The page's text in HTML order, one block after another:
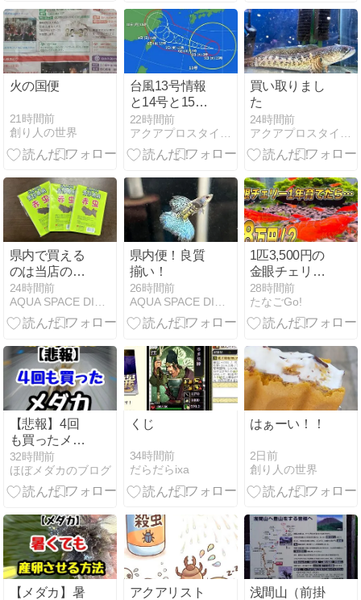
火の国便
21時間前
創り人の世界
台風13号情報
と14号と15号
発生！
22時間前
アクアプロスタイル ビリーバー
買い取りまし
た
24時間前
アクアプロスタイル ビリーバー
県内で買える
のは当店の
み！？
24時間前
AQUA SPACE DIARY
県内便！良質
揃い！
26時間前
AQUA SPACE DIARY
1匹3,500円の
金眼チェリー
2匹が1年後に
〇万円相当に
なった結果…
28時間前
たなごGo!
【悲報】4回
も買ったメダ
カ
32時間前
ほぼメダカのブログ
くじ
34時間前
だらだらixa
はぁーい！！
2日前
創り人の世界
【メダカ】暑
アクアリスト
浅間山（前掛